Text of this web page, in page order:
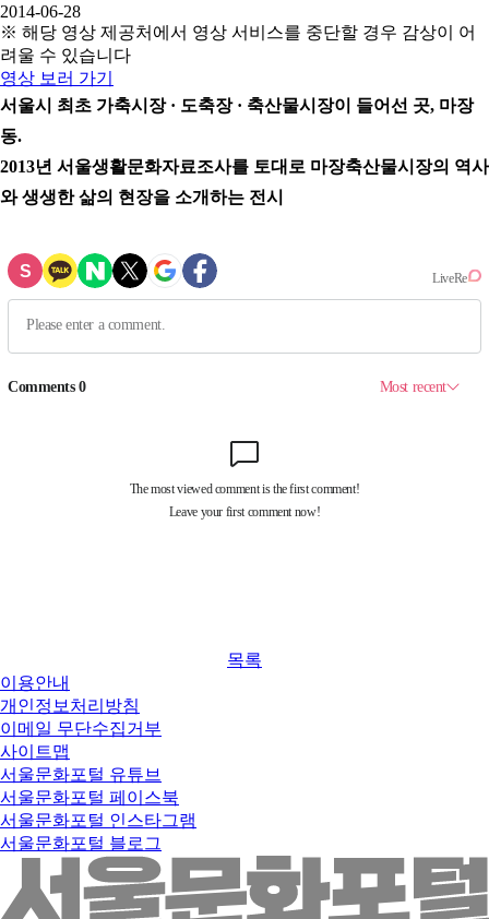
2014-06-28
※ 해당 영상 제공처에서 영상 서비스를 중단할 경우 감상이 어
려울 수 있습니다
영상 보러 가기
서울시 최초 가축시장 · 도축장 · 축산물시장이 들어선 곳, 마장
동.
2013년 서울생활문화자료조사를 토대로 마장축산물시장의 역사
와 생생한 삶의 현장을 소개하는 전시
목록
이용안내
개인정보처리방침
이메일 무단수집거부
사이트맵
서울문화포털 유튜브
서울문화포털 페이스북
서울문화포털 인스타그램
서울문화포털 블로그